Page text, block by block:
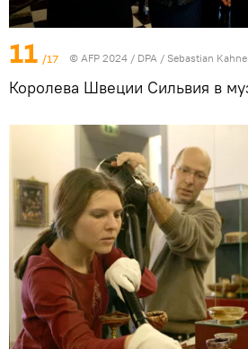
11 /17 © AFP 2024 / DPA / Sebastian
Королева Швеции Сильвия в